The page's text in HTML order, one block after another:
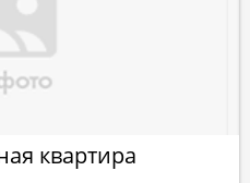
квартира